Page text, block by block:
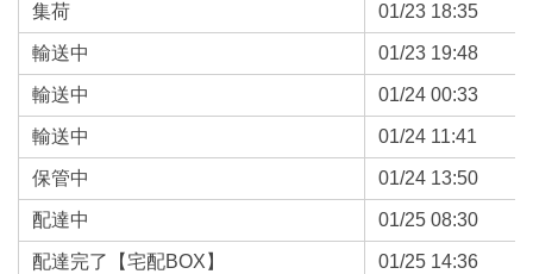
集荷 01/23 18:35
輸送中 01/23 19:48
輸送中 01/24 00:33
輸送中 01/24 11:41
保管中 01/24 13:50
配達中 01/25 08:30
配達完了【宅配BOX】 01/25 14:36